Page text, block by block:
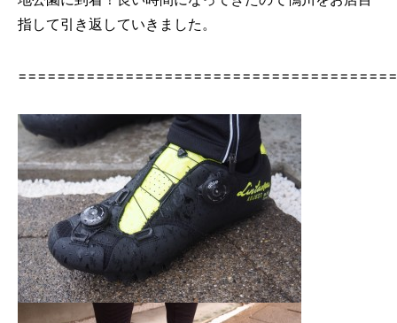
指して引き返していきました。